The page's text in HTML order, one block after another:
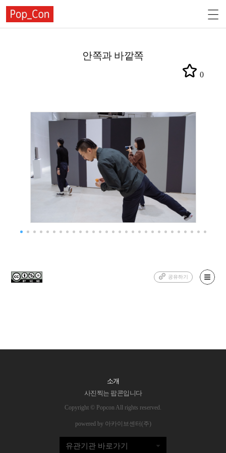
안쪽과 바깥쪽
0
공유하기
소개
사진찍는 팝콘입니다
Copyright © Popcon All rights reserved.
powered by 아카이브센터(주)
유관기관 바로가기